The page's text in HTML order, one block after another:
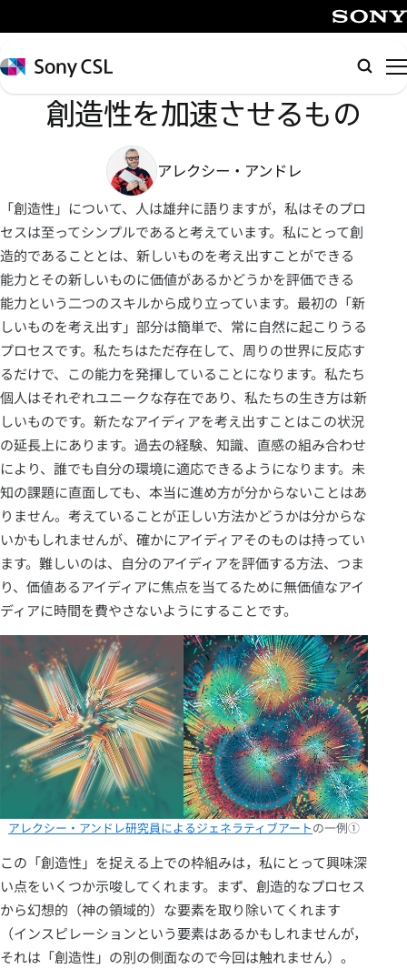
イ
ン
コ
へ
ス
キ
ッ
プ
Sony
CSL
検
索
創造性を加速させるもの
アレクシー・アンドレ
「創造性」について、人は雄弁に語りますが，私はそのプロ
セスは至ってシンプルであると考えています。私にとって創
造的であることとは、新しいものを考え出すことができる
能力とその新しいものに価値があるかどうかを評価できる
能力という二つのスキルから成り立っています。最初の「新
しいものを考え出す」部分は簡単で、常に自然に起こりうる
プロセスです。私たちはただ存在して、周りの世界に反応す
るだけで、この能力を発揮していることになります。私たち
個人はそれぞれユニークな存在であり、私たちの生き方は新
しいものです。新たなアイディアを考え出すことはこの状況
の延長上にあります。過去の経験、知識、直感の組み合わせ
により、誰でも自分の環境に適応できるようになります。未
知の課題に直面しても、本当に進め方が分からないことはあ
りません。考えていることが正しい方法かどうかは分からな
いかもしれませんが、確かにアイディアそのものは持ってい
ます。難しいのは、自分のアイディアを評価する方法、つま
り、価値あるアイディアに焦点を当てるために無価値なアイ
ディアに時間を費やさないようにすることです。
アレクシー・アンドレ研究員によるジェネラティブアートの一例①
この「創造性」を捉える上での枠組みは，私にとって興味深
い点をいくつか示唆してくれます。まず、創造的なプロセス
から幻想的（神の領域的）な要素を取り除いてくれます
（インスピレーションという要素はあるかもしれませんが，
それは「創造性」の別の側面なので今回は触れません）。